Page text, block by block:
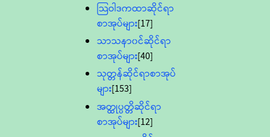
သြဝါဒကထာဆိုင်ရာ
စာအုပ်များ[17]
သာသနာ၀င်ဆိုင်ရာ
စာအုပ်များ[40]
သုတ္တန်ဆိုင်ရာစာအုပ်
များ[153]
အတ္ထုပ္ပတ္တိဆိုင်ရာ
စာအုပ်များ[12]